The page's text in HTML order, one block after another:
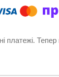
платежі.